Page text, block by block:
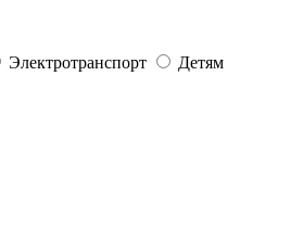
Электротранспорт Детям